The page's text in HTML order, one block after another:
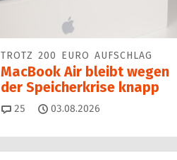
TROTZ 200 EURO AUFSCHLAG
MacBook Air bleibt wegen
der Speicherkrise knapp
25 Kommentare
03.08.2026